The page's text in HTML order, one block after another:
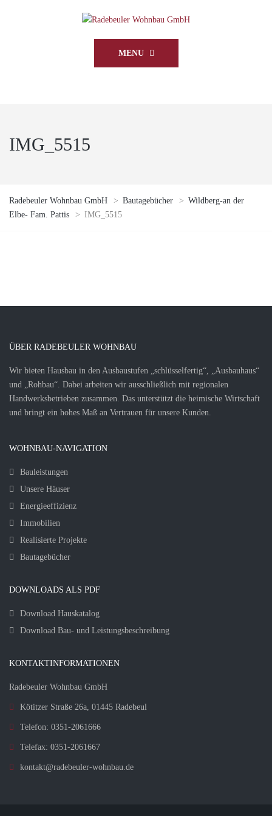
MENU
IMG_5515
Radebeuler Wohnbau GmbH > Bautagebücher > Wildberg-an der
Elbe- Fam. Pattis
> IMG_5515
ÜBER RADEBEULER WOHNBAU
Wir bieten Hausbau in den Ausbaustufen „schlüsselfertig“, „Ausbauhaus“
und „Rohbau“. Dabei arbeiten wir ausschließlich mit regionalen
Handwerksbetrieben zusammen. Das unterstützt die heimische Wirtschaft
und bringt ein hohes Maß an Vertrauen für unsere Kunden.
WOHNBAU-NAVIGATION
Bauleistungen
Unsere Häuser
Energieeffizienz
Immobilien
Realisierte Projekte
Bautagebücher
DOWNLOADS ALS PDF
Download Hauskatalog
Download Bau- und Leistungsbeschreibung
KONTAKTINFORMATIONEN
Radebeuler Wohnbau GmbH
Kötitzer Straße 26a, 01445 Radebeul
Telefon: 0351-2061666
Telefax: 0351-2061667
kontakt@radebeuler-wohnbau.de